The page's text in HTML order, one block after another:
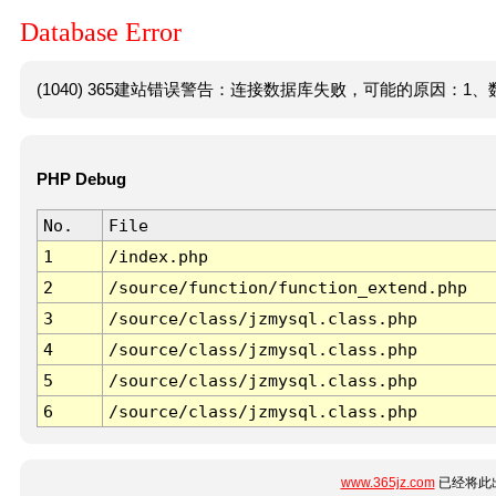
Database Error
(1040) 365建站错误警告：连接数据库失败，可能的原因：1
PHP Debug
No.
File
1
/index.php
2
/source/function/function_extend.php
3
/source/class/jzmysql.class.php
4
/source/class/jzmysql.class.php
5
/source/class/jzmysql.class.php
6
/source/class/jzmysql.class.php
www.365jz.com已经将此